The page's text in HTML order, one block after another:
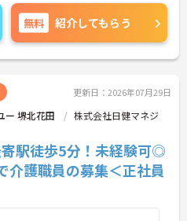
ホスピスケアの経
訪問介護員へステ
残業は全社平均月5
得で支援金が支給
割引が受けられる
、医療依存度の高
取り組める環境で
業務内容】
です
無料 紹介してもらう
更新日：2026年07月29日
ー 堺北花田
株式会社日健マネジ
寄駅徒歩5分！未経験可◎
介護職員の募集＜正社員